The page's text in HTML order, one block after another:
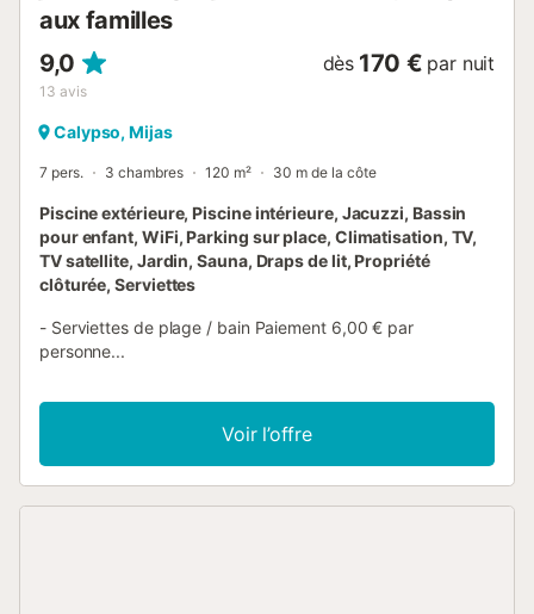
aux familles
9,0
13 avis
dès 170 € par nuit
Calypso, Mijas
7 pers. 3 chambres 120 m² 30 m de la côte
Piscine extérieure, Piscine intérieure, Jacuzzi, Bassin
pour enfant, WiFi, Parking sur place, Climatisation, TV,
TV satellite, Jardin, Sauna, Draps de lit, Propriété
clôturée, Serviettes
- Serviettes de plage / bain Paiement 6,00 € par
personne...
Voir l’offre